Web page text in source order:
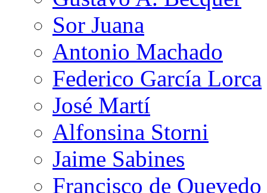
Sor Juana
Antonio Machado
Federico García Lorca
José Martí
Alfonsina Storni
Jaime Sabines
Francisco de Quevedo